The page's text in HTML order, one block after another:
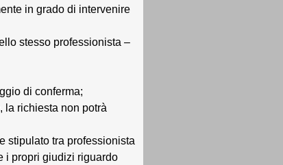
in grado di intervenire
stesso professionista –
di conferma;
la richiesta non potrà
stipulato tra professionista
i propri giudizi riguardo